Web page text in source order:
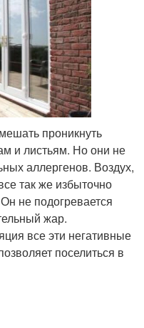
проникнуть
и листьям. Но они не
аллергенов. Воздух,
так же избыточно
не подогревается
жар.
все эти негативные
поселиться в